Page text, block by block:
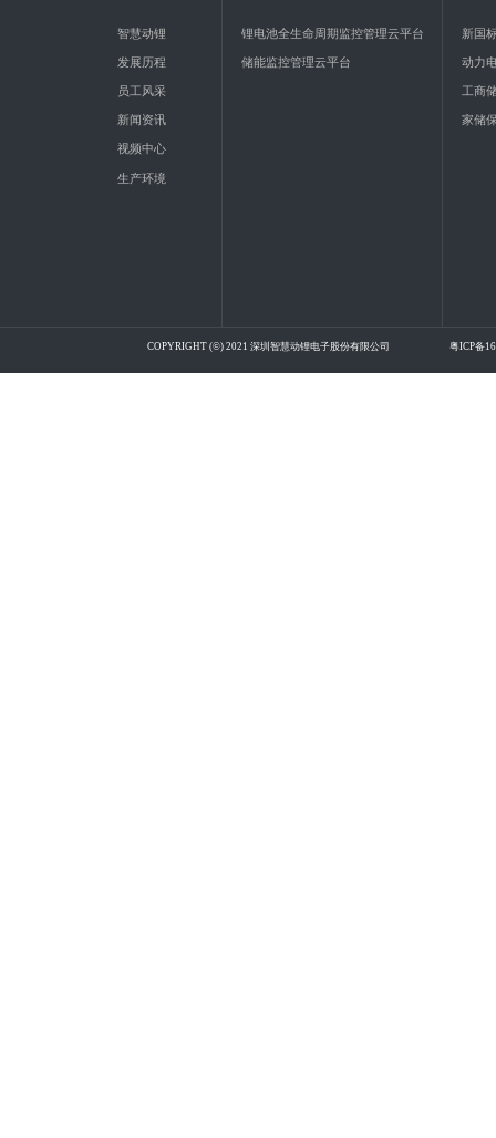
智慧动锂
发展历程
员工风采
新闻资讯
视频中心
生产环境
锂电池全生命周期监控管理云平台
储能监控管理云平台
新国
动力
工商
家储
COPYRIGHT (©) 2021 深圳智慧动锂电子股份有限公司 粤ICP备